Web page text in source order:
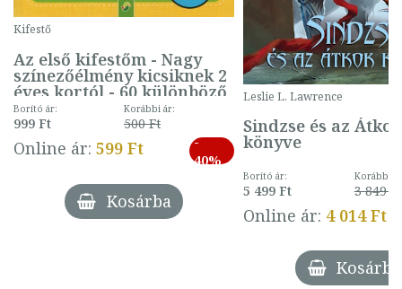
Kifestő
Az első kifestőm - Nagy
színezőélmény kicsiknek 2
éves kortól - 60 különböző
mintával (gombás)
Borító ár:
999 Ft
Korábbi ár:
500 Ft
Online ár: 599 Ft
-
40%
Kosárba
Leslie L. Lawrence
Sindzse és az Átkok
könyve
Borító ár:
5 499 Ft
Korábbi
3 849 Ft
Online ár: 4 014 Ft
Kosárba